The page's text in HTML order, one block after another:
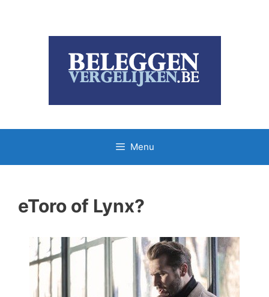
Menu
eToro of Lynx?